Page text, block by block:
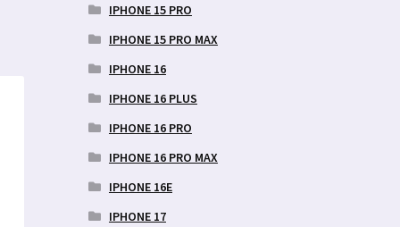
IPHONE 15 PRO
IPHONE 15 PRO MAX
IPHONE 16
IPHONE 16 PLUS
IPHONE 16 PRO
IPHONE 16 PRO MAX
IPHONE 16E
IPHONE 17